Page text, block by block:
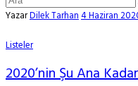
YazarDilek Tarhan4 Haziran
Listeler
2020’nin Şu Ana